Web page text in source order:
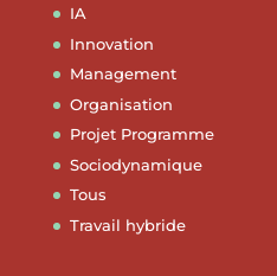
IA
Innovation
Management
Organisation
Projet Programme
Sociodynamique
Tous
Travail hybride